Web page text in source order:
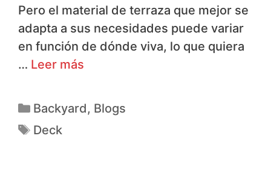
Pero el material de terraza que mejor se
adapta a sus necesidades puede variar
en función de dónde viva, lo que quiera
… Leer más
Backyard, Blogs
Deck